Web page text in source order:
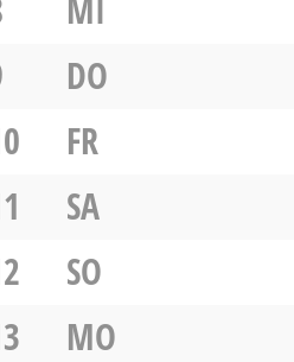
MI
DO
FR
SA
SO
MO